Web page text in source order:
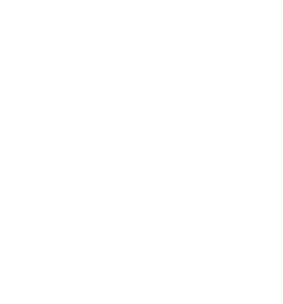
beendet. Wenn Sie
automatischer
wird Ihr Servicezeitraum
automatisch verlängert,
nicht vor
kündigen. Bei einem
Produkt ist in der
bzw. der des
den Service erworben
angegeben.